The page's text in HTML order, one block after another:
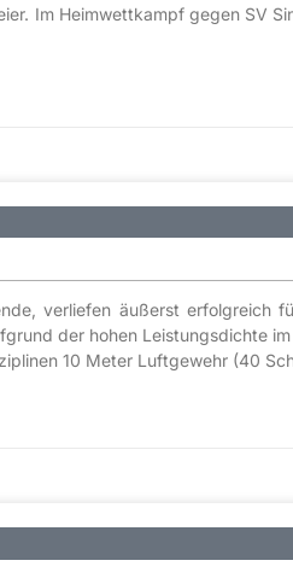
Im Heimwettkampf gegen SV
verliefen äußerst erfolgreich
der hohen Leistungsdichte
10 Meter Luftgewehr (40